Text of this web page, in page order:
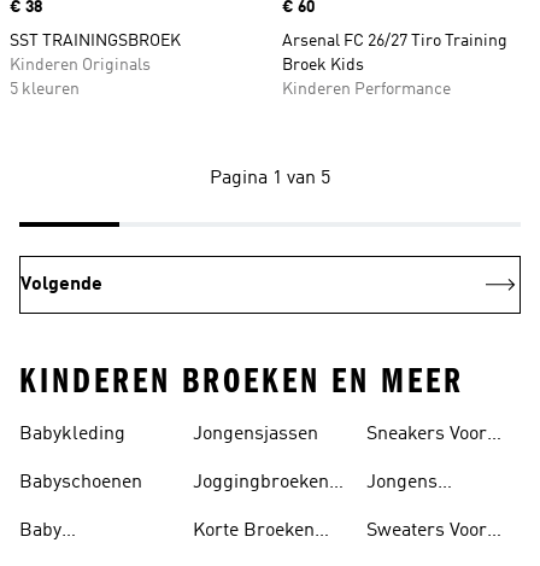
Price
€ 38
SST TRAININGSBROEK
Kinderen Originals
5 kleuren
Price
€ 60
Arsenal FC 26/27 Tiro Training
Broek Kids
Kinderen Performance
Pagina 1 van 5
Volgende
KINDEREN BROEKEN EN MEER
Babykleding
Babyschoenen
Baby
Jongensjassen
Joggingbroeken
Korte Broeken
Sneakers Voor
Jongens
Sweaters Voor